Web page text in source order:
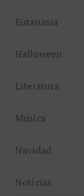
Eutanasia
Halloween
Literatura
Música
Navidad
Noticias